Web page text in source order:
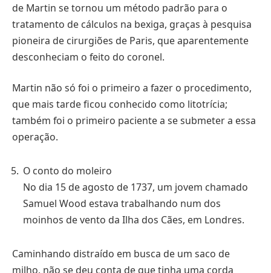
de Martin se tornou um método padrão para o
tratamento de cálculos na bexiga, graças à pesquisa
pioneira de cirurgiões de Paris, que aparentemente
desconheciam o feito do coronel.
Martin não só foi o primeiro a fazer o procedimento,
que mais tarde ficou conhecido como litotrícia;
também foi o primeiro paciente a se submeter a essa
operação.
O conto do moleiro
No dia 15 de agosto de 1737, um jovem chamado
Samuel Wood estava trabalhando num dos
moinhos de vento da Ilha dos Cães, em Londres.
Caminhando distraído em busca de um saco de
milho, não se deu conta de que tinha uma corda